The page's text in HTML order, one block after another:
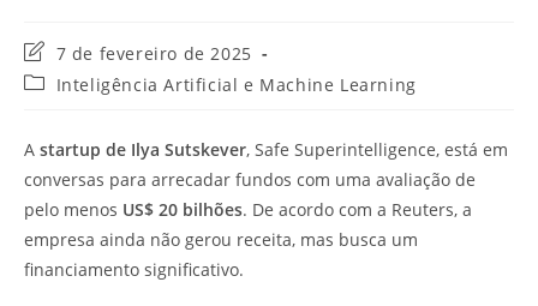
Última
modificação
7 de fevereiro de 2025
Categoria
Inteligência Artificial e Machine Learning
A startup de Ilya Sutskever, Safe Superintelligence, está em
conversas para arrecadar fundos com uma avaliação de
pelo menos US$ 20 bilhões. De acordo com a Reuters, a
empresa ainda não gerou receita, mas busca um
financiamento significativo.